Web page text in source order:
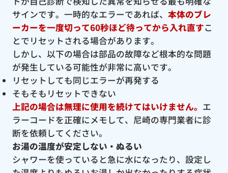
サインです。一時的なエラーであれば、 本体のブレ
ーカーを一度切って60秒ほど待ってから入れ直すこ
とでリセットされる場合があります。
しかし、以下の場合は部品の故障など根本的な問題
が発生している可能性が非常に高いです。
リセットしても同じエラーが再発する
そもそもリセットできない
上記の場合は無理に使用を続けてはいけません。 エ
ラーコードを正確にメモして、尼崎の専門業者に診
断を依頼してください。
お湯の温度が安定しない・ぬるい
シャワーを使っていると急に水になったり、設定し